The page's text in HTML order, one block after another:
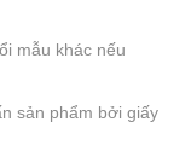
mẫu khác nếu
sản phẩm bởi giấy